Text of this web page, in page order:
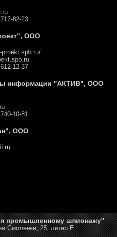
82-23
ООО
12-37
информации "АКТИВ", ООО
10-81
ООО
промышленному шпионажу"
Смоленки, 25, литер Е